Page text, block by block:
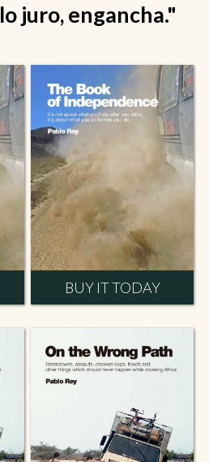
juro, engancha."
BUY IT TODAY